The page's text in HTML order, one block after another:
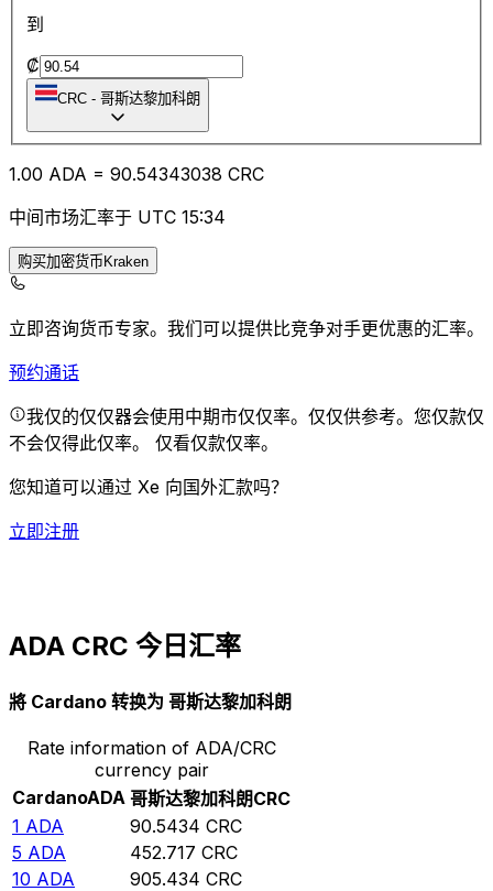
到
₡
CRC - 哥斯达黎加科朗
1.00 ADA = 90.54343038 CRC
中间市场汇率于 UTC 15:34
购买加密货币Kraken
立即咨询货币专家。 我们可以提供比竞争对手更优惠的汇率。
预约通话
我仅的仅仅器会使用中期市仅仅率。仅仅供参考。您仅款仅
不会仅得此仅率。 仅看仅款仅率。
您知道可以通过 Xe 向国外汇款吗？
立即注册
ADA CRC 今日汇率
將 Cardano 转换为 哥斯达黎加科朗
Rate information of ADA/CRC
currency pair
CardanoADA 哥斯达黎加科朗CRC
1 ADA 90.5434 CRC
5 ADA 452.717 CRC
10 ADA 905.434 CRC